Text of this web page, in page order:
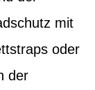
mit
oder
der